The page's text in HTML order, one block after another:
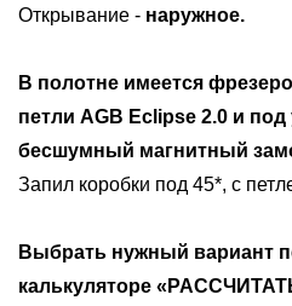
Открывание - наружное.
В полотне имеется
петли AGB Eclipse 2.0 и
бесшумный магнитный
Запил коробки под 45*, с
Выбрать нужный вариант
калькуляторе